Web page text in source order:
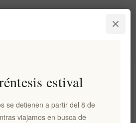
Información
Mi cuenta
estival
se detienen a partir del 8 de
viajamos en busca de